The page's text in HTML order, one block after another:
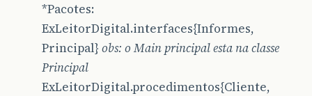
*Pacotes:
ExLeitorDigital.interfaces{Informes,
Principal} obs: o Main principal esta na classe
Principal
ExLeitorDigital.procedimentos{Cliente,